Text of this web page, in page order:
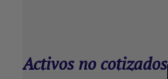
Activos no cotizados